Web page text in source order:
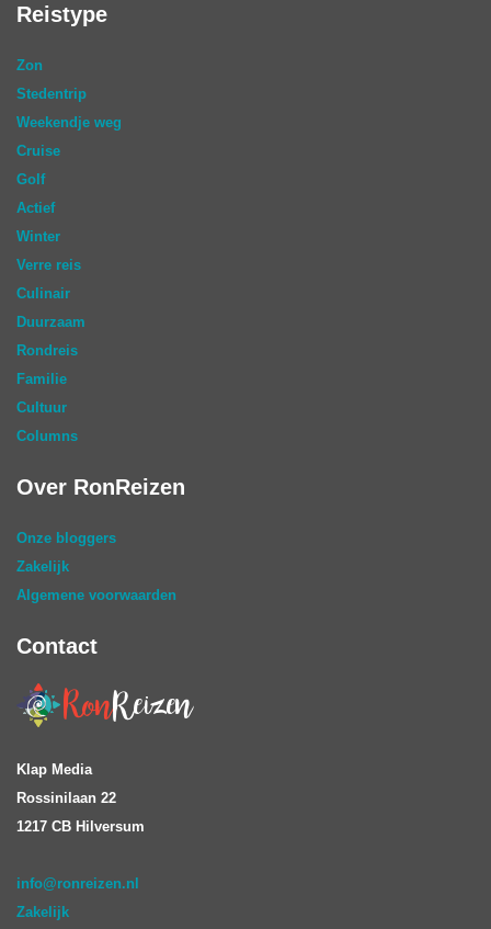
Reistype
Zon
Stedentrip
Weekendje weg
Cruise
Golf
Actief
Winter
Verre reis
Culinair
Duurzaam
Rondreis
Familie
Cultuur
Columns
Over RonReizen
Onze bloggers
Zakelijk
Algemene voorwaarden
Contact
Klap Media
Rossinilaan 22
1217 CB Hilversum
info@ronreizen.nl
Zakelijk